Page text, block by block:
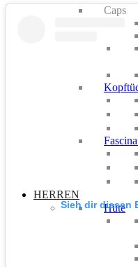
Caps
HERREN
Hüte
Sieh dir diesen